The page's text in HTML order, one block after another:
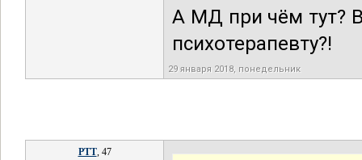
А МД при чём тут?
психотерапевту?!
29 января 2018, понедельник
РТТ, 47